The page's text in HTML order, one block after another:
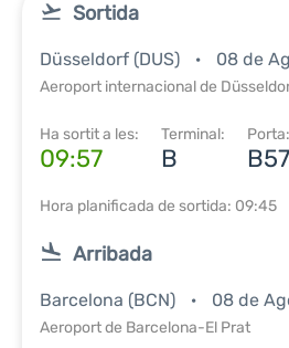
Sortida
Düsseldorf (DUS) 08 de
Aeroport internacional de
Ha sortit a les:
09:57
Terminal:
B
Porta:
B57
Hora planificada de sortida: 09:45
Arribada
Barcelona (BCN) 08 de
Aeroport de Barcelona-El Prat